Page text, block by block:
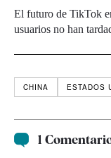
El futuro de TikTok
usuarios no han
CHINA ESTADOS
1